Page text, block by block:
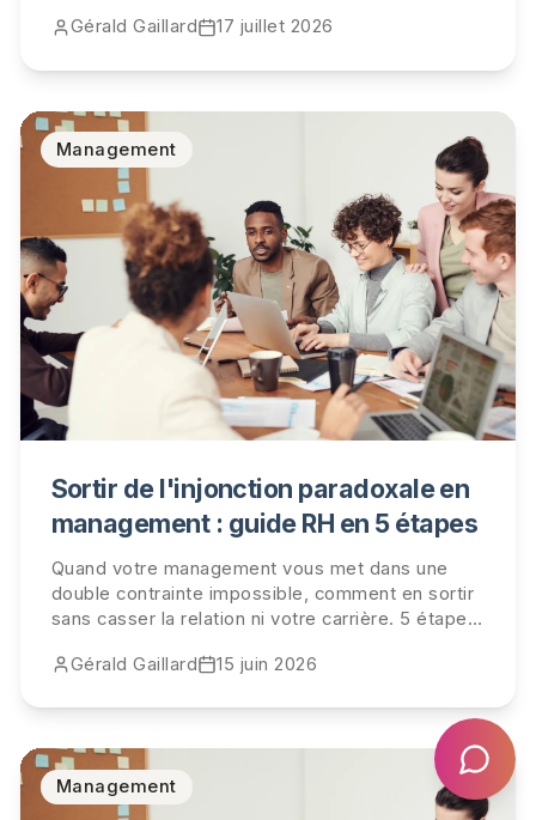
visé, ce qui sera vérifié, et la checklist pour être
Gérald Gaillard 17 juillet 2026
Management
Sortir de l'injonction paradoxale en
management : guide RH en 5 étapes
Quand votre management vous met dans une
double contrainte impossible, comment en sortir
sans casser la relation ni votre carrière. 5 étapes
retour d'expérience cabinet.
Gérald Gaillard 15 juin 2026
Management